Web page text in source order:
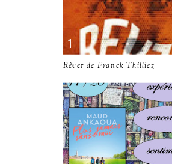
Rêver de Franck Thilliez